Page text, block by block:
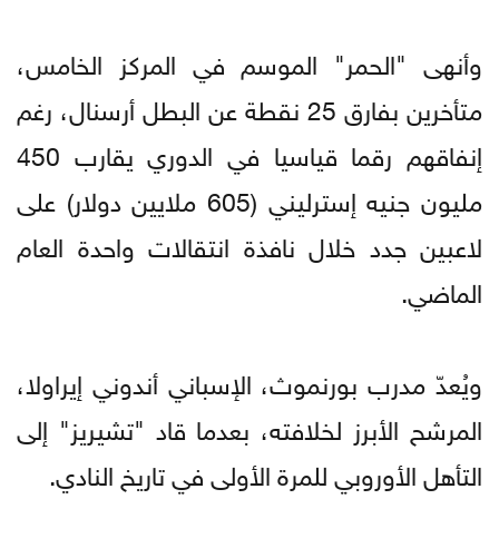
وأنهى "الحمر" الموسم في المركز الخامس،
متأخرين بفارق 25 نقطة عن البطل أرسنال، رغم
إنفاقهم رقما قياسيا في الدوري يقارب 450
مليون جنيه إسترليني (605 ملايين دولار) على
لاعبين جدد خلال نافذة انتقالات واحدة العام
الماضي.
ويُعدّ مدرب بورنموث، الإسباني أندوني إيراولا،
المرشح الأبرز لخلافته، بعدما قاد "تشيريز" إلى
التأهل الأوروبي للمرة الأولى في تاريخ النادي.